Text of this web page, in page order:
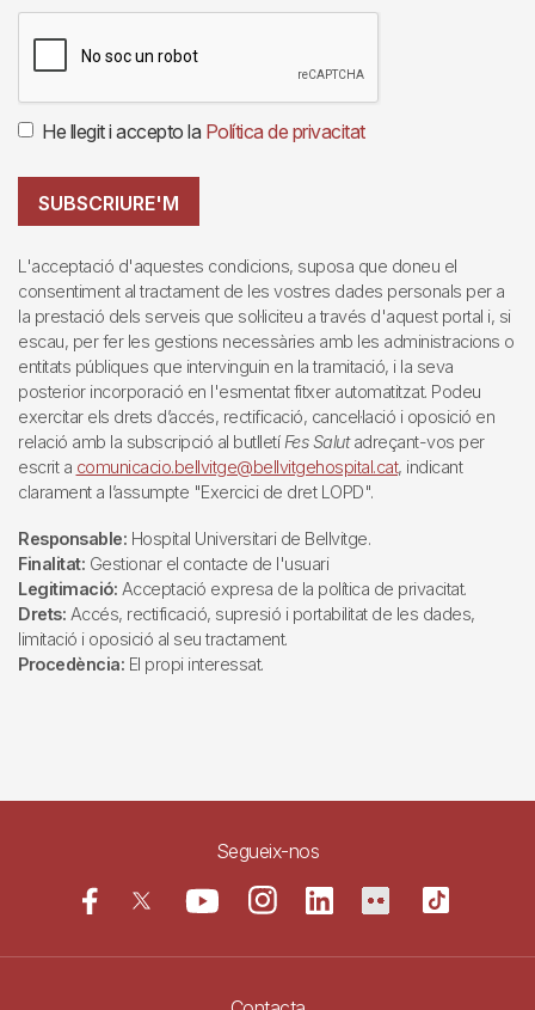
He llegit i accepto la Política de privacitat
SUBSCRIURE'M
L'acceptació d'aquestes condicions, suposa que doneu el
consentiment al tractament de les vostres dades personals per a
la prestació dels serveis que sol·liciteu a través d'aquest portal i, si
escau, per fer les gestions necessàries amb les administracions o
entitats públiques que intervinguin en la tramitació, i la seva
posterior incorporació en l'esmentat fitxer automatitzat. Podeu
exercitar els drets d’accés, rectificació, cancel·lació i oposició en
relació amb la subscripció al butlletí Fes Salutadreçant-vos per
escrit a comunicacio.bellvitge@bellvitgehospital.cat, indicant
clarament a l’assumpte "Exercici de dret LOPD".
Responsable: Hospital Universitari de Bellvitge.
Finalitat: Gestionar el contacte de l'usuari
Legitimació: Acceptació expresa de la política de privacitat.
Drets: Accés, rectificació, supresió i portabilitat de les dades,
limitació i oposició al seu tractament.
Procedència: El propi interessat.
Segueix-nos